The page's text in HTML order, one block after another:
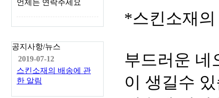
언제든 연락주세요
공지사항/뉴스
2019-07-12
스킨소재의 배송에 관
한 알림
*스킨소재
부드러운 네
이 생길수